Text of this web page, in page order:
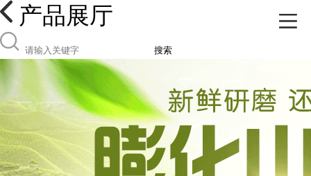
产品展厅
搜索